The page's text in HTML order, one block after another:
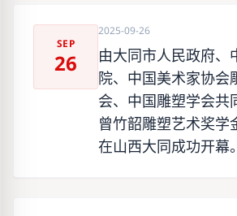
SEP
26
2025-09-26
由大同市人民政府、
院、中国美术家协会
会、中国雕塑学会共
曾竹韶雕塑艺术奖学
在山西大同成功开幕。